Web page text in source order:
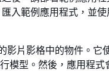
入範例應用程式，並使
影片影格中的物件。它
模型。然後，應用程式